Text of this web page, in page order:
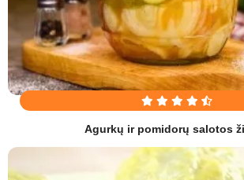
Agurkų ir pomidorų salotos